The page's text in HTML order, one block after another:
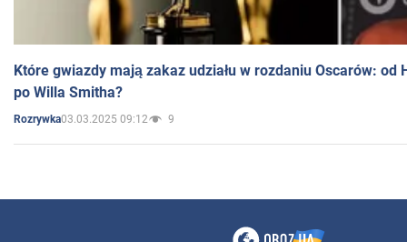
Które gwiazdy mają zakaz udziału w rozdaniu Oscarów: od
po Willa Smitha?
Rozrywka03.03.2025 09:12 9